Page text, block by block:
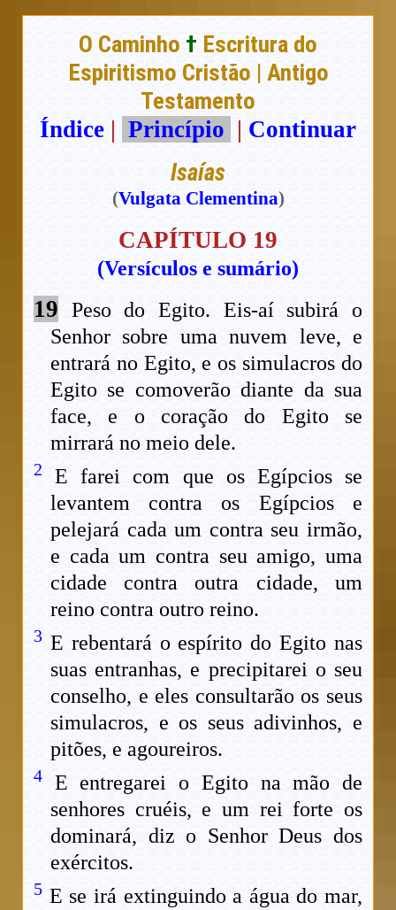
O Caminho † Escritura do
Espiritismo Cristão | Antigo
Testamento
Índice | Princípio | Continuar
Isaías
(Vulgata Clementina)
CAPÍTULO 19
(Versículos e sumário)
19 Peso do Egito. Eis-aí subirá o
Senhor sobre uma nuvem leve, e
entrará no Egito, e os simulacros do
Egito se comoverão diante da sua
face, e o coração do Egito se
mirrará no meio dele.
2
E farei com que os Egípcios se
levantem contra os Egípcios e
pelejará cada um contra seu irmão,
e cada um contra seu amigo, uma
cidade contra outra cidade, um
reino contra outro reino.
3 E rebentará o espírito do Egito nas
suas entranhas, e precipitarei o seu
conselho, e eles consultarão os seus
simulacros, e os seus adivinhos, e
pitões, e agoureiros.
4
E entregarei o Egito na mão de
senhores cruéis, e um rei forte os
dominará, diz o Senhor Deus dos
exércitos.
5 E se irá extinguindo a água do mar,